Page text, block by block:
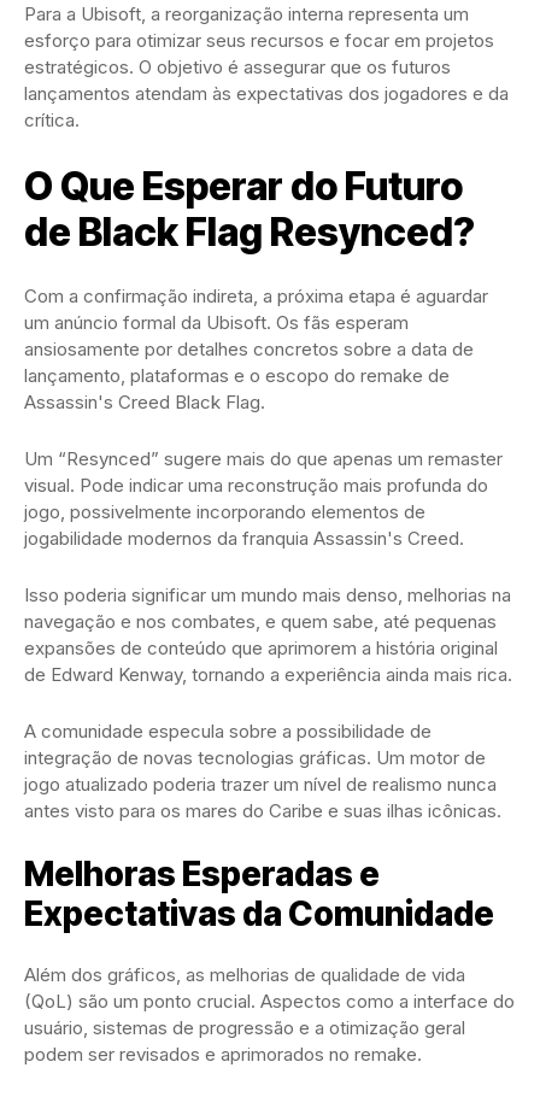
Para a Ubisoft, a reorganização interna representa um
esforço para otimizar seus recursos e focar em projetos
estratégicos. O objetivo é assegurar que os futuros
lançamentos atendam às expectativas dos jogadores e da
crítica.
O Que Esperar do Futuro
de Black Flag Resynced?
Com a confirmação indireta, a próxima etapa é aguardar
um anúncio formal da Ubisoft. Os fãs esperam
ansiosamente por detalhes concretos sobre a data de
lançamento, plataformas e o escopo do remake de
Assassin's Creed Black Flag.
Um “Resynced” sugere mais do que apenas um remaster
visual. Pode indicar uma reconstrução mais profunda do
jogo, possivelmente incorporando elementos de
jogabilidade modernos da franquia Assassin's Creed.
Isso poderia significar um mundo mais denso, melhorias na
navegação e nos combates, e quem sabe, até pequenas
expansões de conteúdo que aprimorem a história original
de Edward Kenway, tornando a experiência ainda mais rica.
A comunidade especula sobre a possibilidade de
integração de novas tecnologias gráficas. Um motor de
jogo atualizado poderia trazer um nível de realismo nunca
antes visto para os mares do Caribe e suas ilhas icônicas.
Melhoras Esperadas e
Expectativas da Comunidade
Além dos gráficos, as melhorias de qualidade de vida
(QoL) são um ponto crucial. Aspectos como a interface do
usuário, sistemas de progressão e a otimização geral
podem ser revisados e aprimorados no remake.